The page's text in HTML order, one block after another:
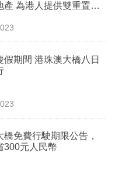
產 為港人提供雙重置業
假期間 港珠澳大橋八日
橋免費行駛期限公告，
300元人民幣